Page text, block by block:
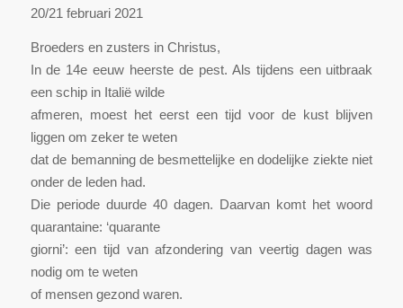
20/21 februari 2021
Broeders en zusters in Christus,
In de 14e eeuw heerste de pest. Als tijdens een uitbraak
een schip in Italië wilde
afmeren, moest het eerst een tijd voor de kust blijven
liggen om zeker te weten
dat de bemanning de besmettelijke en dodelijke ziekte niet
onder de leden had.
Die periode duurde 40 dagen. Daarvan komt het woord
quarantaine: ‘quarante
giorni’: een tijd van afzondering van veertig dagen was
nodig om te weten
of mensen gezond waren.